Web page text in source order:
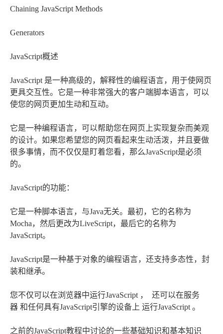
Chaining JavaScript Methods
Generators
JavaScript概述
JavaScript 是一种高级的，解释性的编程语言，用于使网页
更具交互性。它是一种非常强大的客户端脚本语言，可以
使您的网页更加生动和互动。
它是一种编程语言，可以帮助您在网页上实现复杂而美观
的设计。如果您希望您的网页看起来生动活泼，并且要做
很多事情，而不仅仅是盯着您看，那么JavaScript是必须
的。
JavaScript的功能：
它是一种脚本语言，与Java无关。最初，它的名称为
Mocha，然后更改为LiveScript，最后它的名称为
JavaScript。
JavaScript是一种基于对象的编程语言，还支持多态性，封
装和继承。
您不仅可以在浏览器中运行JavaScript ， 还可以在服务
器 和任何具有JavaScript引擎的设备上 运行JavaScript 。
之前的JavaScript教程中讨论的一些基础知识和基本知识